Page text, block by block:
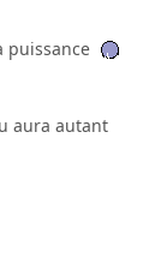
puissance
aura autant